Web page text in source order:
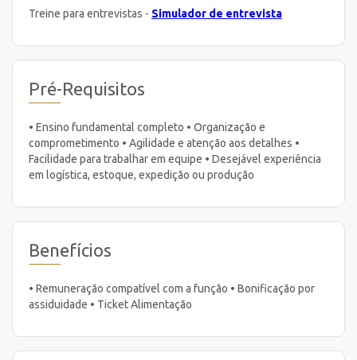
Treine para entrevistas - Simulador de entrevista
Pré-Requisitos
• Ensino fundamental completo • Organização e
comprometimento • Agilidade e atenção aos detalhes •
Facilidade para trabalhar em equipe • Desejável experiência
em logística, estoque, expedição ou produção
Benefícios
• Remuneração compatível com a função • Bonificação por
assiduidade • Ticket Alimentação